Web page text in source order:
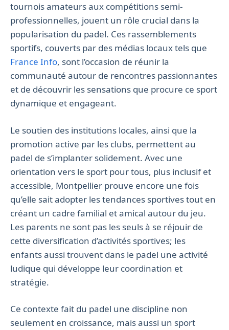
tournois amateurs aux compétitions semi-
professionnelles, jouent un rôle crucial dans la
popularisation du padel. Ces rassemblements
sportifs, couverts par des médias locaux tels que
France Info, sont l’occasion de réunir la
communauté autour de rencontres passionnantes
et de découvrir les sensations que procure ce sport
dynamique et engageant.
Le soutien des institutions locales, ainsi que la
promotion active par les clubs, permettent au
padel de s’implanter solidement. Avec une
orientation vers le sport pour tous, plus inclusif et
accessible, Montpellier prouve encore une fois
qu’elle sait adopter les tendances sportives tout en
créant un cadre familial et amical autour du jeu.
Les parents ne sont pas les seuls à se réjouir de
cette diversification d’activités sportives; les
enfants aussi trouvent dans le padel une activité
ludique qui développe leur coordination et
stratégie.
Ce contexte fait du padel une discipline non
seulement en croissance, mais aussi un sport